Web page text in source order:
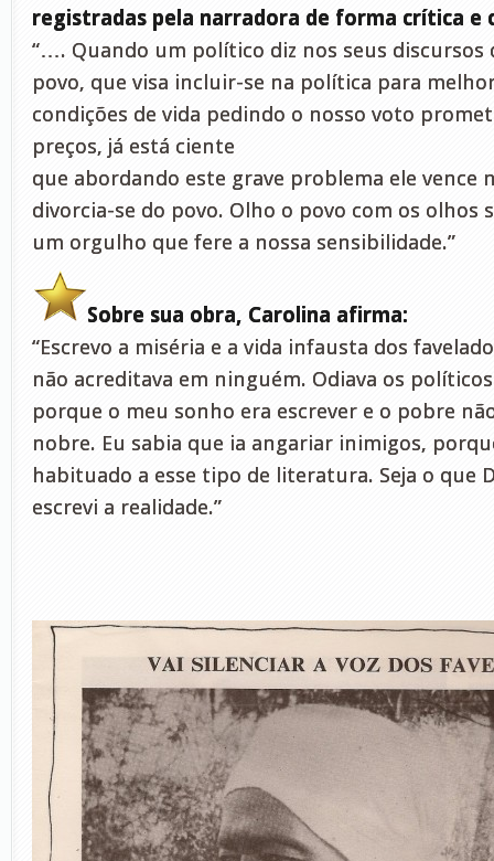
registradas pela narradora de forma crítica e
“…. Quando um político diz nos seus discursos
povo, que visa incluir-se na política para
condições de vida pedindo o nosso voto
preços, já está ciente
que abordando este grave problema ele vence
divorcia-se do povo. Olho o povo com os olhos
um orgulho que fere a nossa sensibilidade.”
Sobre sua obra, Carolina afirma:
“Escrevo a miséria e a vida infausta dos
não acreditava em ninguém. Odiava os
porque o meu sonho era escrever e o pobre
nobre. Eu sabia que ia angariar inimigos,
habituado a esse tipo de literatura. Seja o que
escrevi a realidade.”